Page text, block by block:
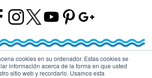
cookies en su ordenador. Estas cookies se
información acerca de la forma en que usted
sitio web y recordarlo. Usamos esta
Costa del Sol S.L.U. Todos los Derechos